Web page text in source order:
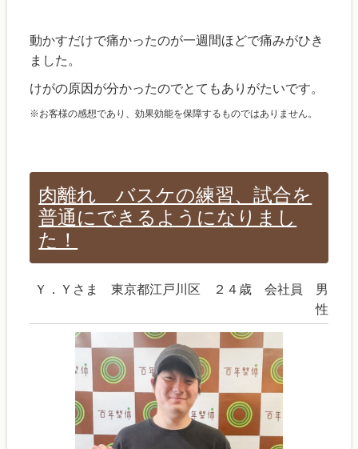
動かすだけで痛かったのが一週間ほどで痛みがひき
ました。
けがの原因が分かったのでとてもありがたいです。
※お客様の感想であり、効果効能を保障するものではありません。
肉離れ バスケの練習、試合を
普通にできるようになりまし
た！
Ｙ．Ｙさま 東京都江戸川区 ２４歳 会社員 男
性